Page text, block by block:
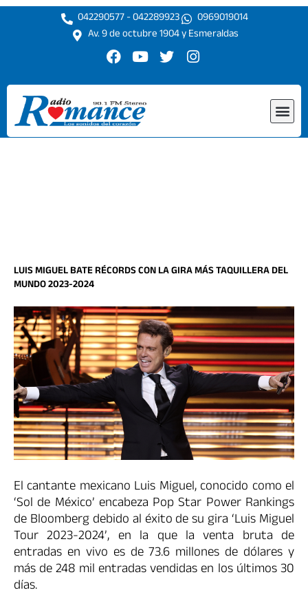
Ir
042290577 - 042289923
0969019014
Av. 9 de octubre 1904 y Esmeraldas
F
c
e
b
o
o
Y
u
t
u
b
e
T
i
r
I
s
r
LUIS MIGUEL BATE RÉCORDS CON LA GIRA MÁS TAQUILLERA DEL
MUNDO 2023-2024
El cantante mexicano Luis Miguel, conocido como el
‘Sol de México’ encabeza Pop Star Power Rankings
de Bloomberg debido al éxito de su gira ‘Luis Miguel
Tour 2023-2024’, en la que la venta bruta de
entradas en vivo es de 73.6 millones de dólares y
más de 248 mil entradas vendidas en los últimos 30
días.